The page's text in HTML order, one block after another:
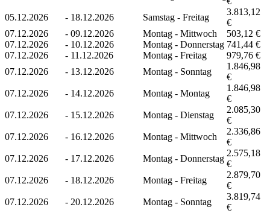
05.12.2026
- 18.12.2026 Samstag - Freitag
3.813,12
€
07.12.2026
- 09.12.2026 Montag - Mittwoch
503,12 €
07.12.2026
- 10.12.2026 Montag - Donnerstag 741,44 €
07.12.2026
- 11.12.2026 Montag - Freitag
979,76 €
07.12.2026
- 13.12.2026 Montag - Sonntag
1.846,98
€
07.12.2026
- 14.12.2026 Montag - Montag
1.846,98
€
07.12.2026
- 15.12.2026 Montag - Dienstag
2.085,30
€
07.12.2026
- 16.12.2026 Montag - Mittwoch
2.336,86
€
07.12.2026
- 17.12.2026 Montag - Donnerstag
2.575,18
€
07.12.2026
- 18.12.2026 Montag - Freitag
2.879,70
€
07.12.2026
- 20.12.2026 Montag - Sonntag
3.819,74
€